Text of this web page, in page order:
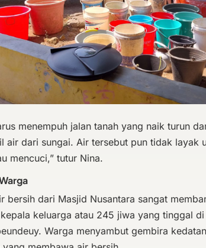
menempuh jalan tanah yang naik turun
air dari sungai. Air tersebut pun tidak layak
mencuci,” tutur Nina.
bersih dari Masjid Nusantara sangat
keluarga atau 245 jiwa yang tinggal di
Warga menyambut gembira